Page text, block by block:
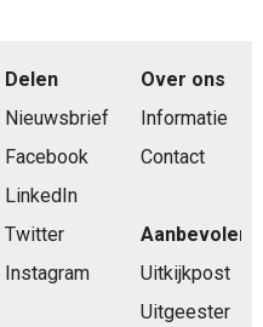
Delen
Nieuwsbrief
Facebook
LinkedIn
Twitter
Instagram
Over ons
Informatie
Contact
Aanbevolen
Uitkijkpost
Uitgeester